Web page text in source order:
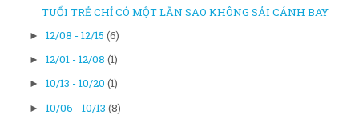
TUỔI TRẺ CHỈ CÓ MỘT LẦN SAO KHÔNG SẢI CÁNH BAY
► 12/08 - 12/15 (6)
► 12/01 - 12/08 (1)
► 10/13 - 10/20 (1)
► 10/06 - 10/13 (8)